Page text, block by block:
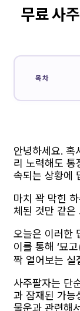
무료 사
목차
안녕하세요. 혹
리 노력해도 통
속되는 상황에
마치 꽉 막힌
체된 것만 같은
오늘은 이러한
이를 통해 ‘묘
짝 열어보는 실
사주팔자는 단
과 잠재된 가능
물운과 관련해